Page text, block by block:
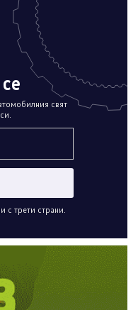
свят
с трети страни.